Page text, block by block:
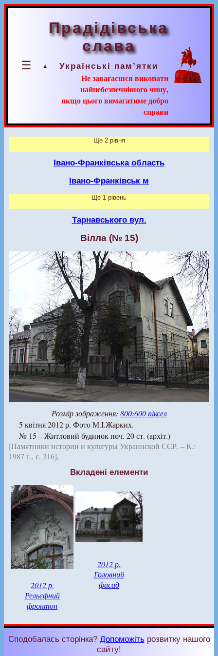
☰
Прадідівська
слава
Українські пам’ятки
Не завагаєшся виконати
найнебезпечнішого чину,
якщо цього вимагатиме добро
справи
Ще 2 рівня
Івано-Франківська область
Івано-Франківськ м
Ще 1 рівень
Тарнавського вул.
Вілла (№ 15)
Розмір зображення: 800:600 піксел
5 квітня 2012 р. Фото М.І.Жарких.
№ 15 – Житловий будинок поч. 20 ст. (архіт.)
[Памятники истории и культуры Украинской ССР. – К.:
1987 г., с. 216].
Вкладені елементи
2012 р.
Рельєфний
фронтон
2012 р.
Головний
фасад
Сподобалась сторінка? Допоможітьрозвитку нашого
сайту!